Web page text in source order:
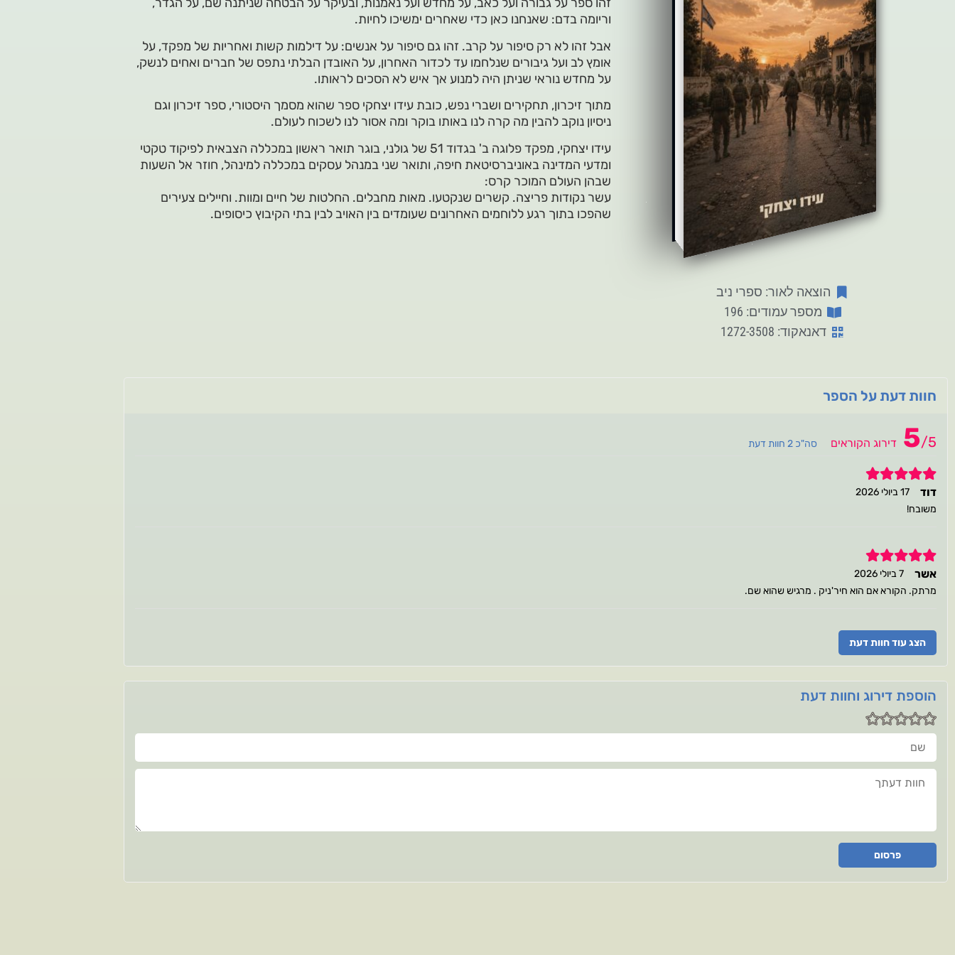
הוצאה לאור: ספרי ניב
מספר עמודים: 196
דאנאקוד: 1272-3508
וריומה בדם: שאנחנו כאן כדי שאחרים ימשיכו לחיות.
אבל זהו לא רק סיפור על קרב. זהו גם סיפור על אנשים: על דילמות קשות ואחריות של מפקד, על
אומץ לב ועל גיבורים שנלחמו עד לכדור האחרון, על האובדן הבלתי נתפס של חברים ואחים לנשק,
על מחדש נוראי שניתן היה למנוע אך איש לא הסכים לראותו.
מתוך זיכרון, תחקירים ושברי נפש, כובת עידו יצחקי ספר שהוא מסמך היסטורי, ספר זיכרון וגם
ניסיון נוקב להבין מה קרה לנו באותו בוקר ומה אסור לנו לשכוח לעולם.
עידו יצחקי, מפקד פלוגה ב' בגדוד 51 של גולני, בוגר תואר ראשון במכללה הצבאית לפיקוד טקטי
ומדעי המדינה באוניברסיטאת חיפה, ותואר שני במנהל עסקים במכללה למינהל, חוזר אל השעות
שבהן העולם המוכר קרס:
עשר נקודות פריצה. קשרים שנקטעו. מאות מחבלים. החלטות של חיים ומוות. וחיילים צעירים
שהפכו בתוך רגע ללוחמים האחרונים שעומדים בין האויב לבין בתי הקיבוץ כיסופים.
חוות דעת על הספר
5/5 דירוג הקוראים סה"כ 2 חוות דעת
5
דוד
17 ביולי 2026
משובח!
5
אשר
7 ביולי 2026
מרתק. הקורא אם הוא חיר'ניק . מרגיש שהוא שם.
הצג עוד חוות דעת
הוספת דירוג וחוות דעת
שם
חוות דעתך
פרסום